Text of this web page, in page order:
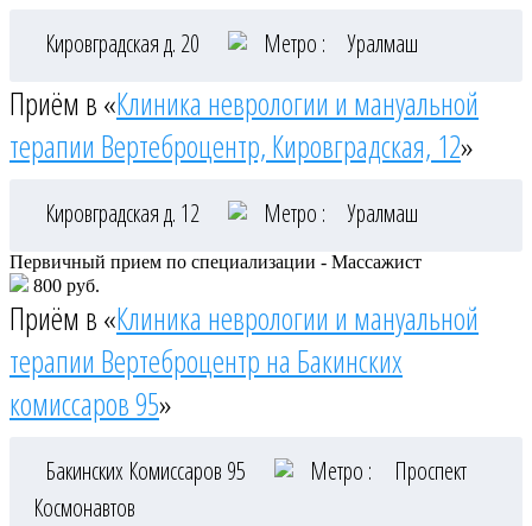
Кировградская д. 20 Метро : Уралмаш
Приём в «Клиника неврологии и мануальной
терапии Вертеброцентр, Кировградская, 12»
Кировградская д. 12 Метро : Уралмаш
Первичный прием по специализации - Массажист
800 руб.
Приём в «Клиника неврологии и мануальной
терапии Вертеброцентр на Бакинских
комиссаров 95»
Бакинских Комиссаров 95 Метро :
Проспект
Космонавтов